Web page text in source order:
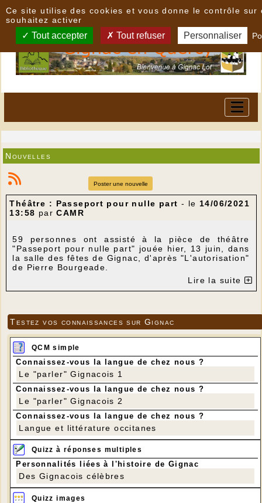
Nouvelles
Poster une nouvelle
Théâtre : Passeport pour nulle part - le 14/06/2021
13:58 parCAMR
59 personnes ont assisté à la pièce de théâtre
"Passeport pour nulle part" jouée hier, 13 juin, dans
la salle des fêtes de Gignac, d'après "L'autorisation"
de Pierre Bourgeade.
Les interprètes étaient Jacqueline Leclère et
Bernard Demaison. Mise en scène de Robert Birou.
25 ans pour obtenir un passeport
Lire la suite
Testez vos connaissances sur Gignac
QCM simple
Connaissez-vous la langue de chez nous ?
Le "parler" Gignacois 1
Connaissez-vous la langue de chez nous ?
Le "parler" Gignacois 2
Connaissez-vous la langue de chez nous ?
Langue et littérature occitanes
Quizz à réponses multiples
Personnalités liées à l'histoire de Gignac
Des Gignacois célèbres
Quizz images
Ce site utilise des cookies et vous donne le contrôle sur
souhaitez activer
Tout accepter Tout refuser Personnaliser